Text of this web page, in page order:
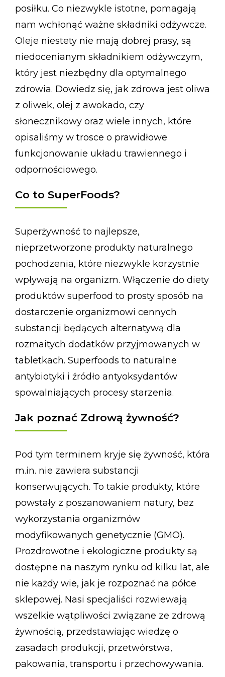
posiłku. Co niezwykle istotne, pomagają
nam wchłonąć ważne składniki odżywcze.
Oleje niestety nie mają dobrej prasy, są
niedocenianym składnikiem odżywczym,
który jest niezbędny dla optymalnego
zdrowia. Dowiedz się, jak zdrowa jest oliwa
z oliwek, olej z awokado, czy
słonecznikowy oraz wiele innych, które
opisaliśmy w trosce o prawidłowe
funkcjonowanie układu trawiennego i
odpornościowego.
Co to SuperFoods?
Superżywność to najlepsze,
nieprzetworzone produkty naturalnego
pochodzenia, które niezwykle korzystnie
wpływają na organizm. Włączenie do diety
produktów superfood to prosty sposób na
dostarczenie organizmowi cennych
substancji będących alternatywą dla
rozmaitych dodatków przyjmowanych w
tabletkach. Superfoods to naturalne
antybiotyki i źródło antyoksydantów
spowalniających procesy starzenia.
Jak poznać Zdrową żywność?
Pod tym terminem kryje się żywność, która
m.in. nie zawiera substancji
konserwujących. To takie produkty, które
powstały z poszanowaniem natury, bez
wykorzystania organizmów
modyfikowanych genetycznie (GMO).
Prozdrowotne i ekologiczne produkty są
dostępne na naszym rynku od kilku lat, ale
nie każdy wie, jak je rozpoznać na półce
sklepowej. Nasi specjaliści rozwiewają
wszelkie wątpliwości związane ze zdrową
żywnością, przedstawiając wiedzę o
zasadach produkcji, przetwórstwa,
pakowania, transportu i przechowywania.